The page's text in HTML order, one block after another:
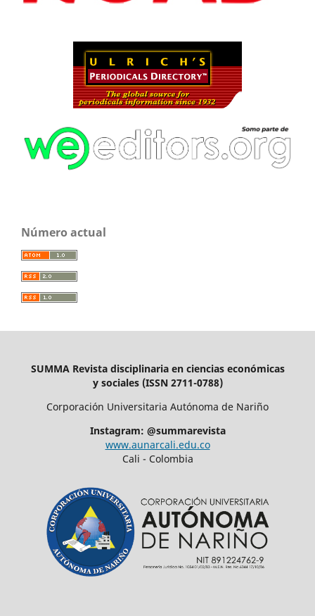
Número actual
SUMMA Revista disciplinaria en ciencias económicas
y sociales (ISSN 2711-0788)
Corporación Universitaria Autónoma de Nariño
Instagram: @summarevista
www.aunarcali.edu.co
Cali - Colombia